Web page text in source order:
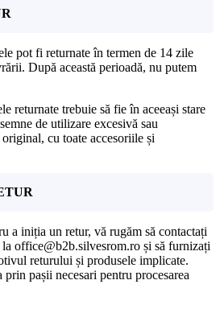
pot fi returnate în termen de 14 zile
După această perioadă, nu putem
returnate trebuie să fie în aceeași stare
de utilizare excesivă sau
cu toate accesoriile și
a iniția un retur, vă rugăm să contactați
la office@b2b.silvesrom.ro și să furnizați
returului și produsele implicate.
pașii necesari pentru procesarea